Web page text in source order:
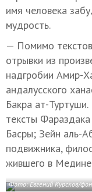
имя человека
мудрость.
— Помимо
отрывки из
надгробии Амир-
андалусского
Бакра ат-
тексты
Басры; Зейн аль-
подвижника,
жившего в
Фото: Евгений Курсков/